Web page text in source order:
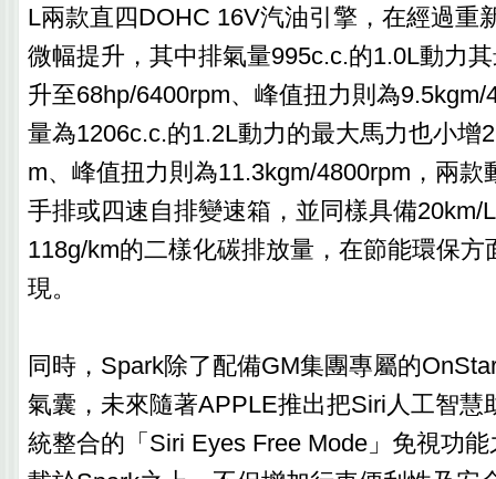
L兩款直四DOHC 16V汽油引擎，在經過重
微幅提升，其中排氣量995c.c.的1.0L動力
升至68hp/6400rpm、峰值扭力則為9.5kgm/
量為1206c.c.的1.2L動力的最大馬力也小增
m、峰值扭力則為11.3kgm/4800rpm，兩款
手排或四速自排變速箱，並同樣具備20km/
118g/km的二樣化碳排放量，在節能環保方
現。
同時，Spark除了配備GM集團專屬的
氣囊，未來隨著APPLE推出把Siri人工智慧
統整合的「Siri Eyes Free Mode」免視功